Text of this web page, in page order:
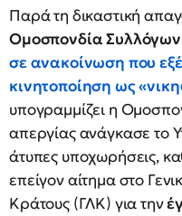
Παρά τη δικαστική
Ομοσπονδία Συλλόγων
σε ανακοίνωση που
κινητοποίηση ως
υπογραμμίζει η
απεργίας ανάγκασε το
άτυπες υποχωρήσεις,
επείγον αίτημα στο
Κράτους (ΓΛΚ) για την